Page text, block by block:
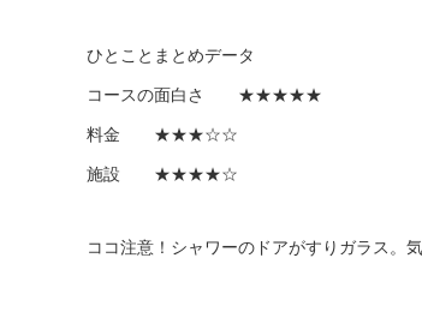
ひとことまとめデータ
コースの面白さ ★★★★★
料金 ★★★☆☆
施設 ★★★★☆
ココ注意！シャワーのドアがすりガラス。